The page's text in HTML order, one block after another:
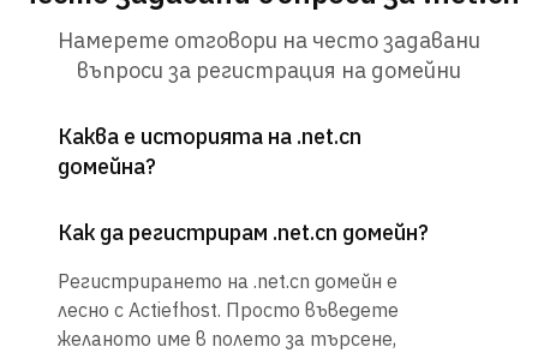
Намерете отговори на често задавани
въпроси за регистрация на домейни
Каква е историята на .net.cn
домейна?
Как да регистрирам .net.cn домейн?
Регистрирането на .net.cn домейн е
лесно с Actiefhost. Просто въведете
желаното име в полето за търсене,